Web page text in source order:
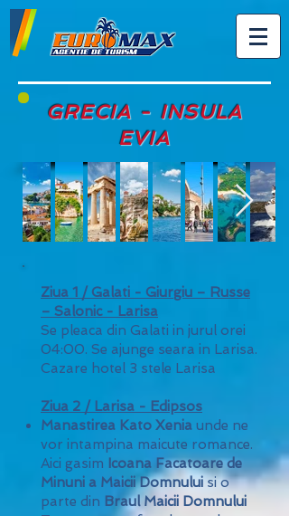
GRECIA - INSULA
EVIA
Ziua 1 / Galati - Giurgiu – Russe
– Salonic - Larisa
Se pleaca din Galati in jurul orei
04:00. Se ajunge seara in Larisa.
Cazare hotel 3 stele Larisa
Ziua 2 / Larisa - Edipsos
Manastirea Kato Xenia unde ne
vor intampina maicute romance.
Aici gasim Icoana Facatoare de
Minuni a Maicii Domnuluisi o
parte din Braul Maicii Domnului